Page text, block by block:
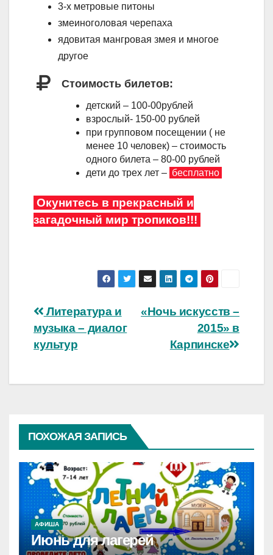
3-х метровые питоны
змеиноголовая черепаха
ядовитая мангровая змея и многое
другое
Стоимость билетов:
детский – 100-00рублей
взрослый- 150-00 рублей
при групповом посещении ( не
менее 10 человек) – стоимость
одного билета – 80-00 рублей
дети до трех лет – бесплатно
Окунитесь в прекрасный и
загадочный мир тропиков!!!
Навигация
по
«Ночь искусств –
2015» в
Карпинске
Литература и
музыка – диалог
культур
ПОХОЖАЯ ЗАПИСЬ
АФИША
Июнь для лагерей